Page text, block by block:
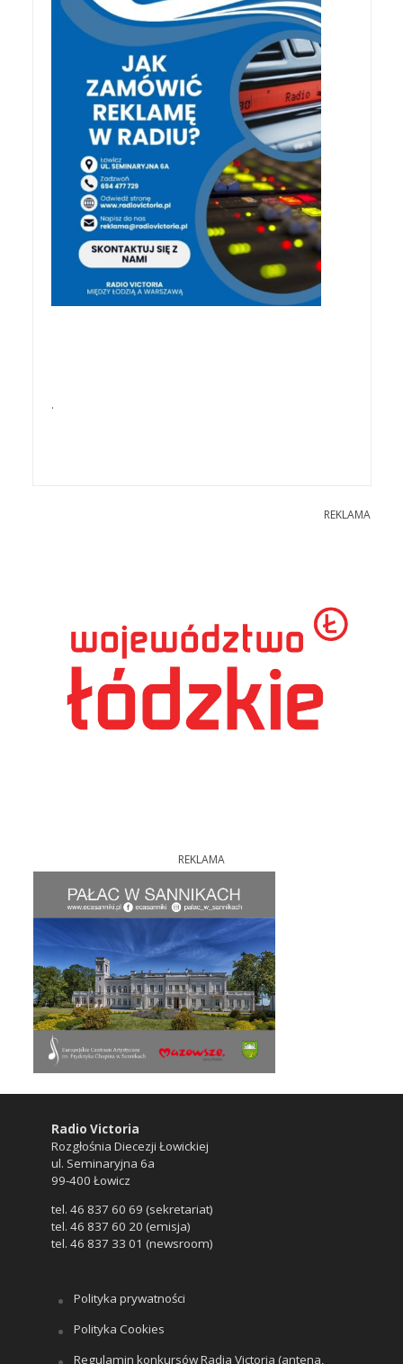
.
REKLAMA
REKLAMA
Radio Victoria
Rozgłośnia Diecezji Łowickiej
ul. Seminaryjna 6a
99-400 Łowicz
tel. 46 837 60 69 (sekretariat)
tel. 46 837 60 20 (emisja)
tel. 46 837 33 01 (newsroom)
Polityka prywatności
Polityka Cookies
Regulamin konkursów Radia Victoria (antena,